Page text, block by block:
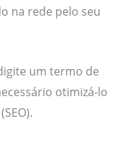
na rede pelo seu
um termo de
otimizá-lo